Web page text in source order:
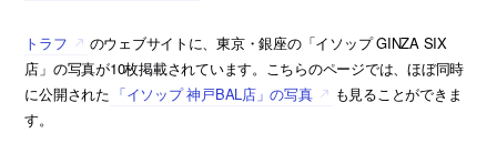
トラフ
のウェブサイトに、東京・銀座の「イソップ GINZA SIX
店」の写真が10枚掲載されています。こちらのページでは、ほぼ同時
に公開された 「イソップ 神戸BAL店」の写真
も見ることができま
す。